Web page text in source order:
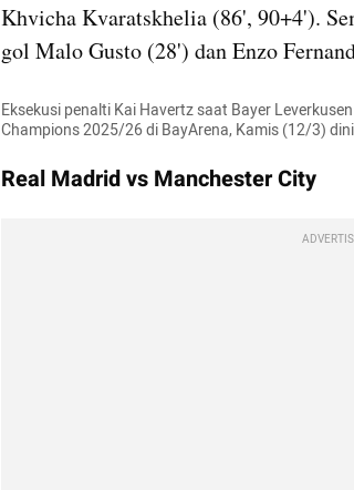
Khvicha Kvaratskhelia (86', 90+4').
gol Malo Gusto (28') dan Enzo
Eksekusi penalti Kai Havertz saat Bayer
Champions 2025/26 di BayArena, Kamis (12/3)
Real Madrid vs Manchester City